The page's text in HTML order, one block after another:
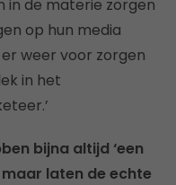
in de materie zorgen
op hun media
weer voor zorgen
in het
bijna altijd ‘een
laten de echte